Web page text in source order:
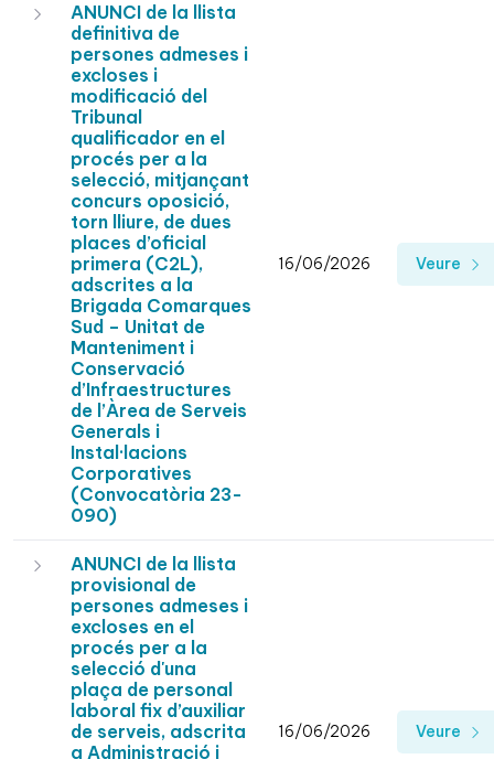
ANUNCI de la llista
definitiva de
persones admeses i
excloses i
modificació del
Tribunal
qualificador en el
procés per a la
selecció, mitjançant
concurs oposició,
torn lliure, de dues
places d’oficial
primera (C2L),
adscrites a la
Brigada Comarques
Sud – Unitat de
Manteniment i
Conservació
d’Infraestructures
de l’Àrea de Serveis
Generals i
Instal·lacions
Corporatives
(Convocatòria 23-
090)
16/06/2026 Veure
ANUNCI de la llista
provisional de
persones admeses i
excloses en el
procés per a la
selecció d'una
plaça de personal
laboral fix d’auxiliar
de serveis, adscrita
a Administració i
16/06/2026 Veure